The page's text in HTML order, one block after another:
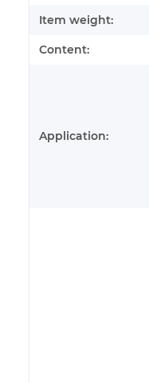
Item weight:
Content:
Application: